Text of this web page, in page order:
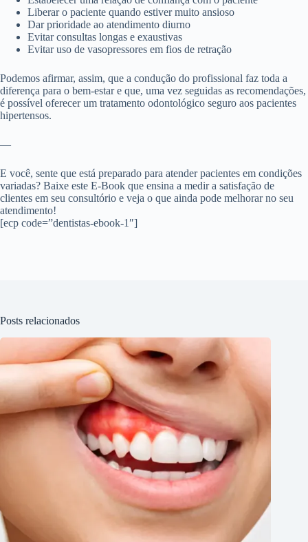
Liberar o paciente quando estiver muito ansioso
Dar prioridade ao atendimento diurno
Evitar consultas longas e exaustivas
Evitar uso de vasopressores em fios de retração
Podemos afirmar, assim, que a condução do profissional faz toda a
diferença para o bem-estar e que, uma vez seguidas as recomendações,
é possível oferecer um tratamento odontológico seguro aos pacientes
hipertensos.
—
E você, sente que está preparado para atender pacientes em condições
variadas? Baixe este E-Book que ensina a medir a satisfação de
clientes em seu consultório e veja o que ainda pode melhorar no seu
atendimento!
[ecp code=”dentistas-ebook-1″]
Posts relacionados